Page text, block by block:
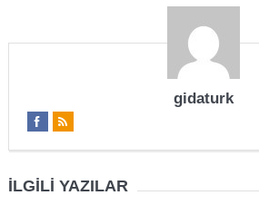
gidaturk
İLGILI YAZILAR